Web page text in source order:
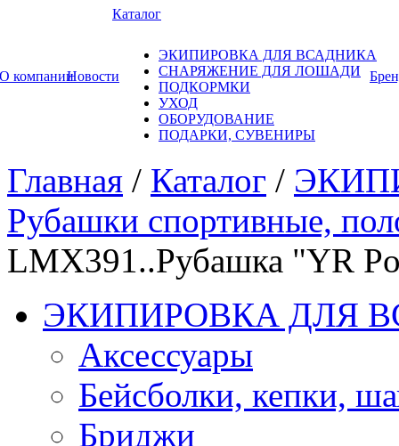
О компанииНовости
Каталог
ЭКИПИРОВКА ДЛЯ ВСАДНИКА
СНАРЯЖЕНИЕ ДЛЯ ЛОШАДИ
ПОДКОРМКИ
УХОД
ОБОРУДОВАНИЕ
ПОДАРКИ, СУВЕНИРЫ
Главная / Каталог /
Рубашки спортивные,
LMX391..Рубашка "YR
ЭКИПИРОВКА ДЛЯ
Аксессуары
Бейсболки, кепки,
Бриджи